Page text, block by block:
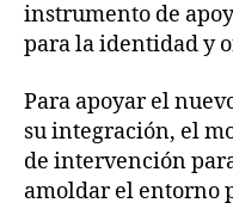
instrumento de
para la identidad y
Para apoyar el
su integración, el
de intervención
amoldar el entorno